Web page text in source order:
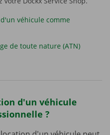
véhicule comme
de toute nature (ATN)
d'un véhicule
?